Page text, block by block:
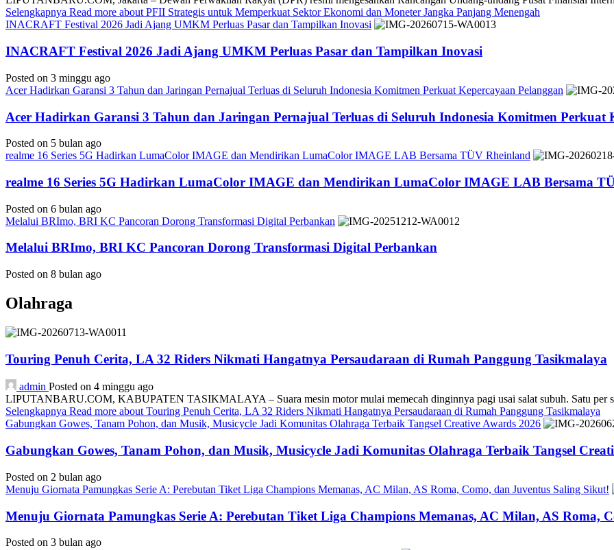
Selengkapnya Read more about PFII Strategis untuk Memperkuat Sektor Ekonomi dan Moneter Jangka Panjang Menengah
INACRAFT Festival 2026 Jadi Ajang UMKM Perluas Pasar dan Tampilkan Inovasi
INACRAFT Festival 2026 Jadi Ajang UMKM Perluas Pasar dan Tampilkan Inovasi
Posted on 3 minggu ago
Acer Hadirkan Garansi 3 Tahun dan Jaringan Pernajual Terluas di Seluruh Indonesia Komitmen Perkuat Kepercayaan Pelanggan
Acer Hadirkan Garansi 3 Tahun dan Jaringan Pernajual Terluas di Seluruh Indonesia Komitmen Perkuat
Posted on 5 bulan ago
realme 16 Series 5G Hadirkan LumaColor IMAGE dan Mendirikan LumaColor IMAGE LAB Bersama TÜV Rheinland
realme 16 Series 5G Hadirkan LumaColor IMAGE dan Mendirikan LumaColor IMAGE LAB Bersama
Posted on 6 bulan ago
Melalui BRImo, BRI KC Pancoran Dorong Transformasi Digital Perbankan
Melalui BRImo, BRI KC Pancoran Dorong Transformasi Digital Perbankan
Posted on 8 bulan ago
Olahraga
Touring Penuh Cerita, LA 32 Riders Nikmati Hangatnya Persaudaraan di Rumah Panggung Tasikmalaya
admin Posted on 4 minggu ago
LIPUTANBARU.COM, KABUPATEN TASIKMALAYA – Suara mesin motor mulai memecah dinginnya pagi usai salat subuh. Satu per
Selengkapnya Read more about Touring Penuh Cerita, LA 32 Riders Nikmati Hangatnya Persaudaraan di Rumah Panggung Tasikmalaya
Gabungkan Gowes, Tanam Pohon, dan Musik, Musicycle Jadi Komunitas Olahraga Terbaik Tangsel Creative Awards 2026
Gabungkan Gowes, Tanam Pohon, dan Musik, Musicycle Jadi Komunitas Olahraga Terbaik Tangsel
Posted on 2 bulan ago
Menuju Giornata Pamungkas Serie A: Perebutan Tiket Liga Champions Memanas, AC Milan, AS Roma, Como, dan Juventus Saling Sikut!
Menuju Giornata Pamungkas Serie A: Perebutan Tiket Liga Champions Memanas, AC Milan, AS Roma,
Posted on 3 bulan ago